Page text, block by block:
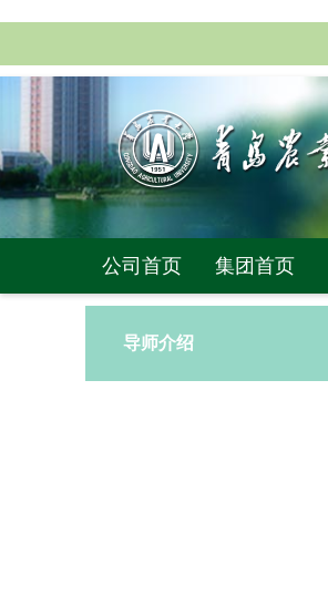
公司首页 集团首页
导师介绍